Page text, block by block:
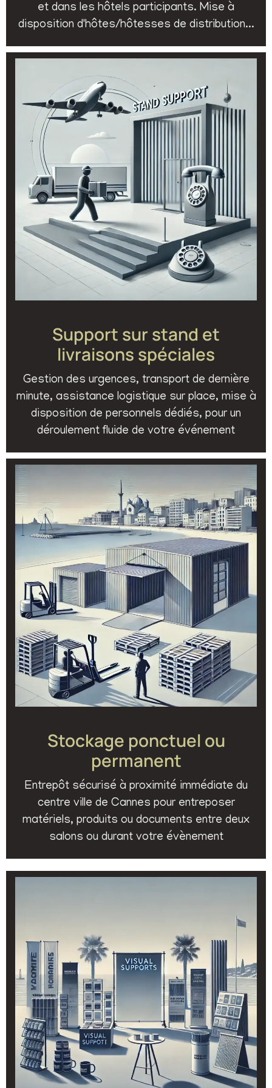
et dans les hôtels participants. Mise à
disposition d'hôtes/hôtesses de distribution...
Support sur stand et
livraisons spéciales
Gestion des urgences, transport de dernière
minute, assistance logistique sur place, mise à
disposition de personnels dédiés, pour un
déroulement fluide de votre événement
Stockage ponctuel ou
permanent
Entrepôt sécurisé à proximité immédiate du
centre ville de Cannes pour entreposer
matériels, produits ou documents entre deux
salons ou durant votre évènement